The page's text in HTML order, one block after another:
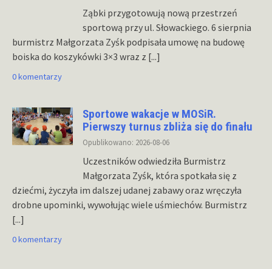
Ząbki przygotowują nową przestrzeń
sportową przy ul. Słowackiego. 6 sierpnia
burmistrz Małgorzata Zyśk podpisała umowę na budowę
boiska do koszykówki 3×3 wraz z [...]
0 komentarzy
Sportowe wakacje w MOSiR.
Pierwszy turnus zbliża się do finału
Opublikowano: 2026-08-06
Uczestników odwiedziła Burmistrz
Małgorzata Zyśk, która spotkała się z
dziećmi, życzyła im dalszej udanej zabawy oraz wręczyła
drobne upominki, wywołując wiele uśmiechów. Burmistrz
[...]
0 komentarzy